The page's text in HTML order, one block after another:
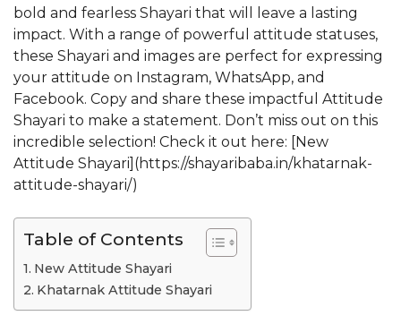
bold and fearless Shayari that will leave a lasting
impact. With a range of powerful attitude statuses,
these Shayari and images are perfect for expressing
your attitude on Instagram, WhatsApp, and
Facebook. Copy and share these impactful Attitude
Shayari to make a statement. Don’t miss out on this
incredible selection! Check it out here: [New
Attitude Shayari](https://shayaribaba.in/khatarnak-
attitude-shayari/)
Table of Contents
New Attitude Shayari
Khatarnak Attitude Shayari